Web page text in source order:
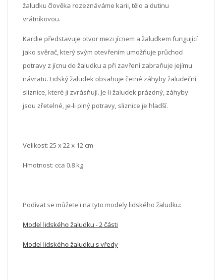
žaludku člověka rozeznáváme karii, tělo a dutinu
vrátníkovou.
Kardie představuje otvor mezi jícnem a žaludkem fungující
jako svěrač, který svým otevřením umožňuje průchod
potravy z jícnu do žaludku a při zavření zabraňuje jejímu
návratu. Lidský žaludek obsahuje četné záhyby žaludeční
sliznice, které ji zvrásňují. Je-li žaludek prázdný, záhyby
jsou zřetelné, je-li plný potravy, sliznice je hladší.
Velikost: 25 x 22 x 12 cm
Hmotnost: cca 0.8 kg
Podívat se můžete i na tyto modely lidského žaludku:
Model lidského žaludku - 2 části
Model lidského žaludku s vředy